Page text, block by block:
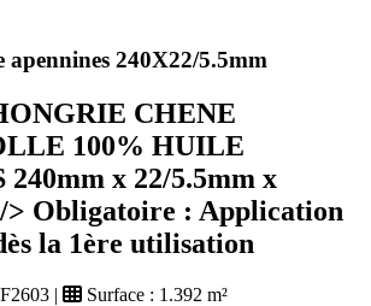
apennines 240X22/5.5mm
CHENE
100% HUILE
240mm x 22/5.5mm x
> Obligatoire : Application
la 1ère utilisation
| Surface : 1.392 m²